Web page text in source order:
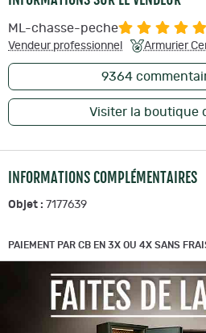
ML-chasse-peche
Vendeur professionnel Armurier
9364
Visiter la boutique
INFORMATIONS COMPLÉMENTAIRES
Objet : 7177639
PAIEMENT PAR CB EN 3X OU 4X SANS